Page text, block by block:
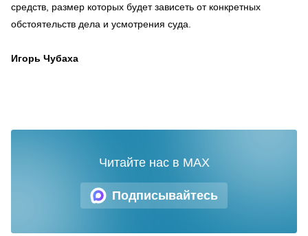
средств, размер которых будет зависеть от конкретных
обстоятельств дела и усмотрения суда.
Игорь Чубаха
Подписывайтесь
Читайте нас в MAX